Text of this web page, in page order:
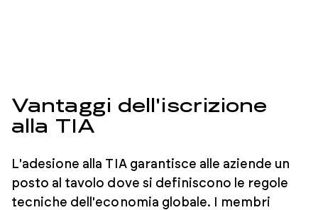
Vantaggi dell'iscrizione
alla TIA
L'adesione alla TIA garantisce alle aziende un
posto al tavolo dove si definiscono le regole
tecniche dell'economia globale. I membri